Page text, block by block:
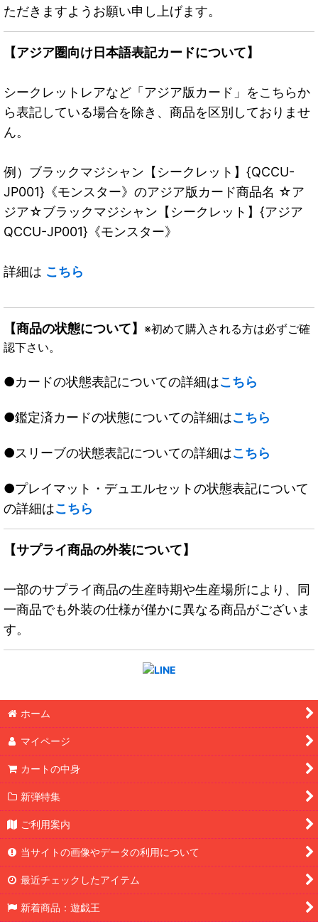
ただきますようお願い申し上げます。
【アジア圏向け日本語表記カードについて】
シークレットレアなど「アジア版カード」をこちらか
ら表記している場合を除き、商品を区別しておりませ
ん。
例）ブラックマジシャン【シークレット】{QCCU-
JP001}《モンスター》のアジア版カード商品名 ☆ア
ジア☆ブラックマジシャン【シークレット】{アジア
QCCU-JP001}《モンスター》
詳細は こちら
【商品の状態について】 ※初めて購入される方は必ずご確
認下さい。
●カードの状態表記についての詳細はこちら
●鑑定済カードの状態についての詳細はこちら
●スリーブの状態表記についての詳細はこちら
●プレイマット・デュエルセットの状態表記について
の詳細はこちら
【サプライ商品の外装について】
一部のサプライ商品の生産時期や生産場所により、同
一商品でも外装の仕様が僅かに異なる商品がございま
す。
ホーム
マイページ
カートの中身
新弾特集
ご利用案内
当サイトの画像やデータの利用について
最近チェックしたアイテム
新着商品：遊戯王